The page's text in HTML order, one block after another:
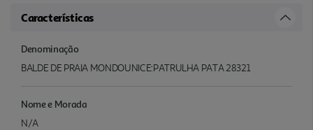
Características
Denominação
BALDE DE PRAIA MONDOUNICE:PATRULHA PATA 28321
Nome e Morada
N/A